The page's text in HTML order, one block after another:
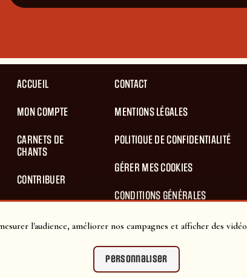
l'audience, améliorer nos campagnes et afficher des
Personnaliser
ACCUEIL
MON COMPTE
CARNETS DE
CHANTS
CONTRIBUER
CONTACT
MENTIONS LÉGALES
POLITIQUE DE CONFIDENTIALITÉ
GÉRER MES COOKIES
CONDITIONS GÉNÉRALES
CONDITIONS GÉNÉRALES DE VENTES